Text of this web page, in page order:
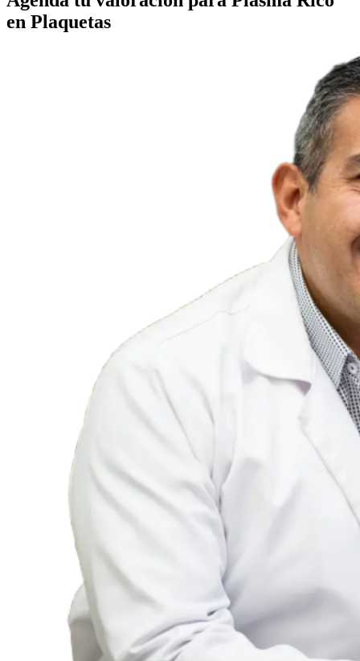
en Plaquetas